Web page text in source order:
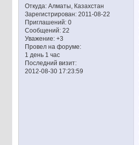
Откуда:Алматы, Казахстан
Зарегистрирован: 2011-08-22
Приглашений:0
Сообщений:22
Уважение: +3
Провел на форуме:
1 день 1 час
Последний визит:
2012-08-30 17:23:59